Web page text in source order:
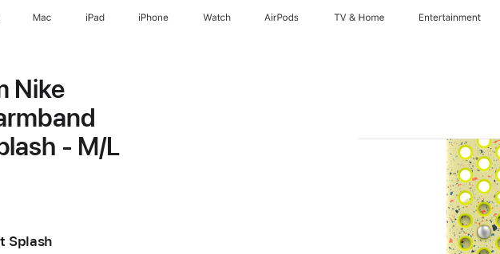
Mac iPad iPhone Watch AirPods TV & Home Entertainment
Nike
- M/L
Splash